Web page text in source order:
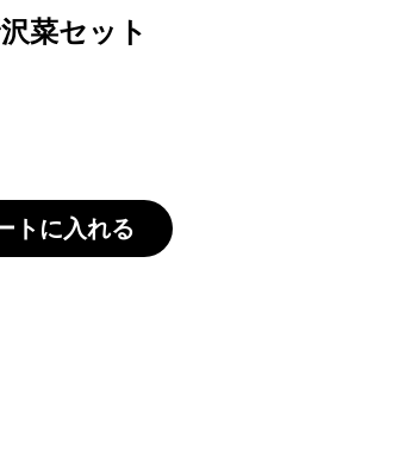
菜セット
トに入れる